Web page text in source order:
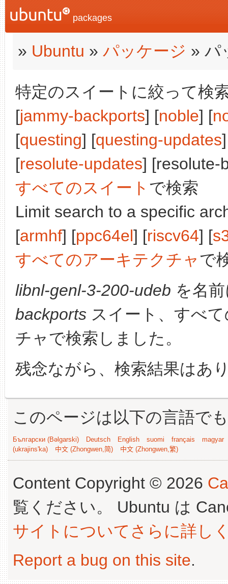
packages
» Ubuntu » パッケージ » パ
特定のスイートに絞って検
[jammy-backports] [noble] [
[questing] [questing-updates
[resolute-updates] [resolute-
すべてのスイート で検索
Limit search to a specific
[armhf] [ppc64el] [riscv64] [
すべてのアーキテクチャで
libnl-genl-3-200-udeb を名
backports スイート、すべ
チャで検索しました。
残念ながら、検索結果はあ
このページは以下の言語で
Български (Bəlgarski) Deutsch English suomi français
magyar
(ukrajins'ka)
中文 (Zhongwen,简) 中文 (Zhongwen,繁)
Content Copyright © 2026
覧ください。 Ubuntu は
サイトについてさらに詳し
Report a bug on this site.